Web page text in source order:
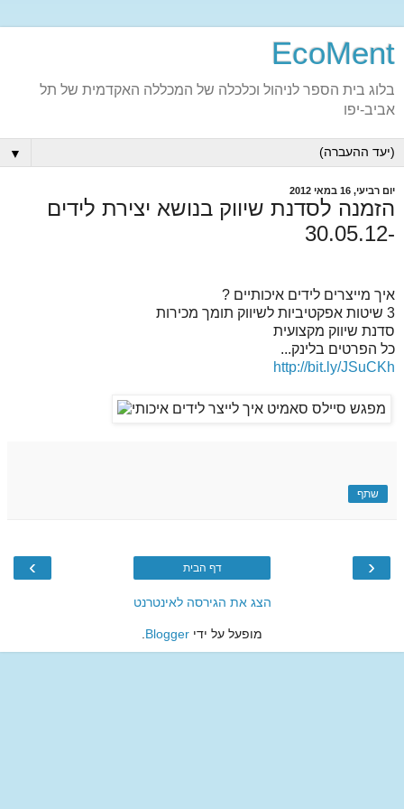
EcoMent
בלוג בית הספר לניהול וכלכלה של המכללה האקדמית של תל
אביב-יפו
▼
יום רביעי, 16 במאי 2012
הזמנה לסדנת שיווק בנושא יצירת לידים
-30.05.12
איך מייצרים לידים איכותיים ?
3 שיטות אפקטיביות לשיווק תומך מכירות
סדנת שיווק מקצועית
כל הפרטים בלינק...
http://bit.ly/JSuCKh
שתף
‹
› דף הבית
הצג את הגירסה לאינטרנט
מופעל על ידי Blogger